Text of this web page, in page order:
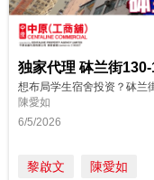
陳愛如
6/5/2026
黎啟文 陳愛如